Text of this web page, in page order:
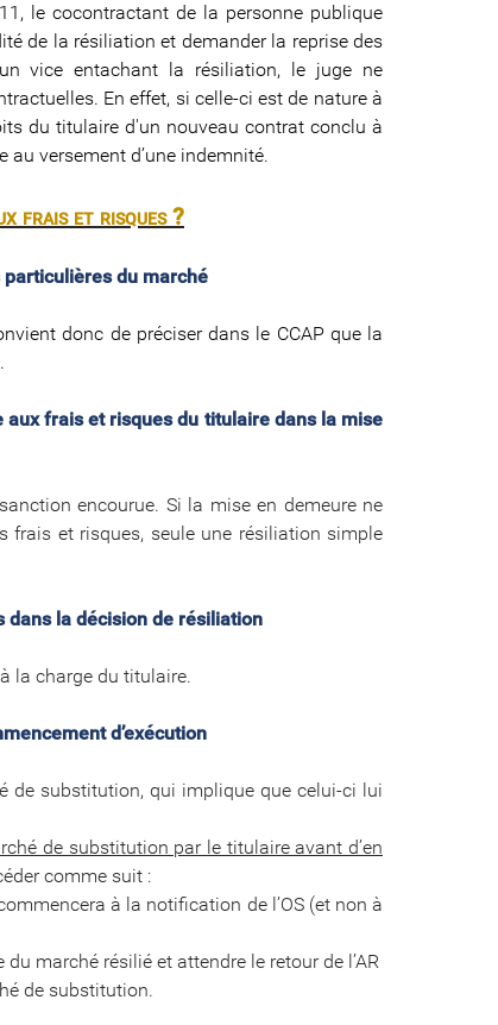
le cocontractant de la personne publique
de la résiliation et demander la reprise des
vice entachant la résiliation, le juge ne
En effet, si celle-ci est de nature à
du titulaire d'un nouveau contrat conclu à
versement d’une indemnité.
frais et risques ?
du marché
donc de préciser dans le CCAP que la
frais et risques du titulaire dans la mise
encourue. Si la mise en demeure ne
frais et risques, seule une résiliation simple
dans la décision de résiliation
la charge du titulaire.
d’exécution
de substitution, qui implique que celui-ci lui
de substitution par le titulaire avant d’en
comme suit :
à la notification de l’OS (et non à
marché résilié et attendre le retour de l’AR
de substitution.